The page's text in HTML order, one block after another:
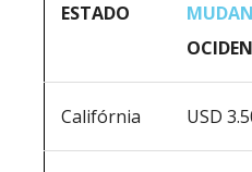
ESTADO
Califórnia USD